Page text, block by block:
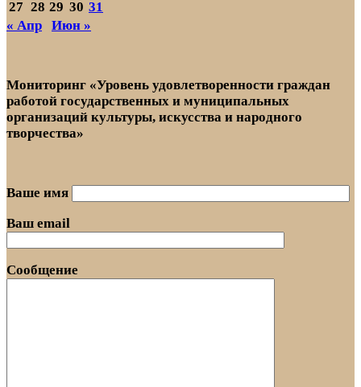
27 28 29 30 31
« Апр
Июн »
Мониторинг «Уровень удовлетворенности граждан
работой государственных и муниципальных
организаций культуры, искусства и народного
творчества»
Ваше имя
Ваш email
Сообщение